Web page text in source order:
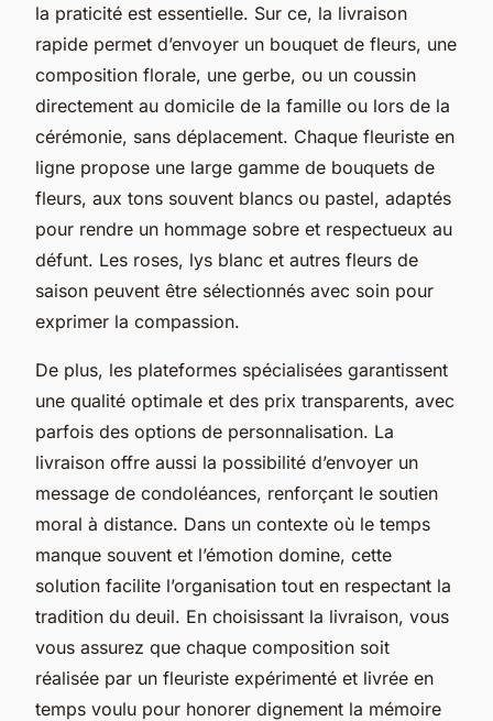
la praticité est essentielle. Sur ce, la livraison
rapide permet d’envoyer un bouquet de fleurs, une
composition florale, une gerbe, ou un coussin
directement au domicile de la famille ou lors de la
cérémonie, sans déplacement. Chaque fleuriste en
ligne propose une large gamme de bouquets de
fleurs, aux tons souvent blancs ou pastel, adaptés
pour rendre un hommage sobre et respectueux au
défunt. Les roses, lys blanc et autres fleurs de
saison peuvent être sélectionnés avec soin pour
exprimer la compassion.
De plus, les plateformes spécialisées garantissent
une qualité optimale et des prix transparents, avec
parfois des options de personnalisation. La
livraison offre aussi la possibilité d’envoyer un
message de condoléances, renforçant le soutien
moral à distance. Dans un contexte où le temps
manque souvent et l’émotion domine, cette
solution facilite l’organisation tout en respectant la
tradition du deuil. En choisissant la livraison, vous
vous assurez que chaque composition soit
réalisée par un fleuriste expérimenté et livrée en
temps voulu pour honorer dignement la mémoire